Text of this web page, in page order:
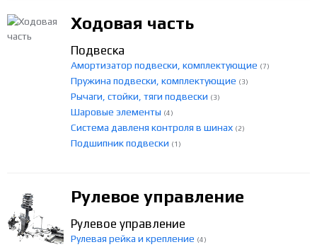
Ходовая часть
Подвеска
Амортизатор подвески, комплектующие (7)
Пружина подвески, комплектующие (3)
Рычаги, стойки, тяги подвески (3)
Шаровые элементы (4)
Система давленя контроля в шинах (2)
Подшипник подвески (1)
Рулевое управление
Рулевое управление
Рулевая рейка и крепление (4)